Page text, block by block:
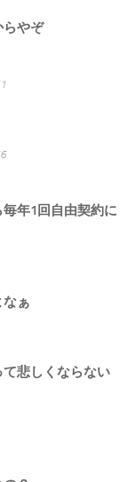
らやぞ
年1回自由契約に
ぁ
悲しくならない